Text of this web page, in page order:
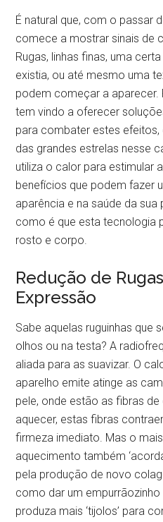
É natural que, com o passar
comece a mostrar sinais de
Rugas, linhas finas, uma
existia, ou até mesmo uma
podem começar a aparecer.
tem vindo a oferecer
para combater estes
das grandes estrelas nesse
utiliza o calor para estimular
benefícios que podem fazer
aparência e na saúde da
como é que esta tecnologia
rosto e corpo.
Redução de
Expressão
Sabe aquelas ruguinhas que
olhos ou na testa? A
aliada para as suavizar. O
aparelho emite atinge as
pele, onde estão as fibras
aquecer, estas fibras
firmeza imediato. Mas o
aquecimento também
pela produção de novo
como dar um
produza mais ‘tijolos’ para